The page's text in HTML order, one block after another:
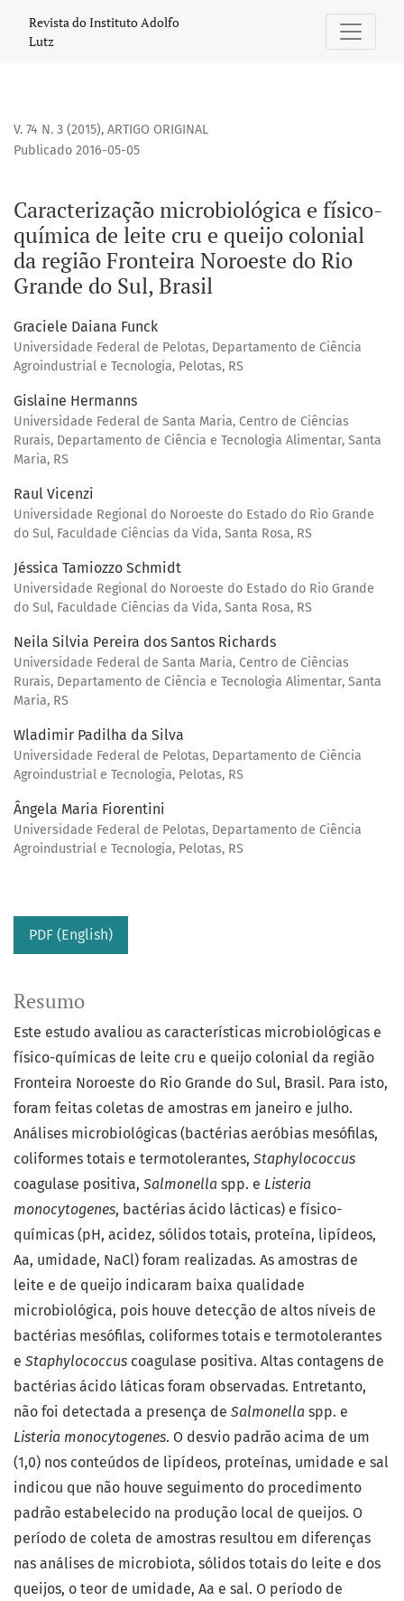
Caracterização microbiológica e físico-química de leite
Revista do Instituto Adolfo
Lutz
V. 74 N. 3 (2015), ARTIGO ORIGINAL
Caracterização microbiológica e físico-
química de leite cru e queijo colonial
da região Fronteira Noroeste do Rio
Grande do Sul, Brasil
Publicado 2016-05-05
Graciele Daiana Funck
Universidade Federal de Pelotas, Departamento de Ciência
Agroindustrial e Tecnologia, Pelotas, RS
Gislaine Hermanns
Universidade Federal de Santa Maria, Centro de Ciências
Rurais, Departamento de Ciência e Tecnologia Alimentar, Santa
Maria, RS
Raul Vicenzi
Universidade Regional do Noroeste do Estado do Rio Grande
do Sul, Faculdade Ciências da Vida, Santa Rosa, RS
Jéssica Tamiozzo Schmidt
Universidade Regional do Noroeste do Estado do Rio Grande
do Sul, Faculdade Ciências da Vida, Santa Rosa, RS
Neila Silvia Pereira dos Santos Richards
Universidade Federal de Santa Maria, Centro de Ciências
Rurais, Departamento de Ciência e Tecnologia Alimentar, Santa
Maria, RS
Wladimir Padilha da Silva
Universidade Federal de Pelotas, Departamento de Ciência
Agroindustrial e Tecnologia, Pelotas, RS
Ângela Maria Fiorentini
Universidade Federal de Pelotas, Departamento de Ciência
Agroindustrial e Tecnologia, Pelotas, RS
PDF (English)
Resumo
Este estudo avaliou as características microbiológicas e
físico-químicas de leite cru e queijo colonial da região
Fronteira Noroeste do Rio Grande do Sul, Brasil. Para isto,
foram feitas coletas de amostras em janeiro e julho.
Análises microbiológicas (bactérias aeróbias mesófilas,
coliformes totais e termotolerantes, Staphylococcus
coagulase positiva, Salmonella spp. e Listeria
monocytogenes, bactérias ácido lácticas) e físico-
químicas (pH, acidez, sólidos totais, proteína, lipídeos,
Aa, umidade, NaCl) foram realizadas. As amostras de
leite e de queijo indicaram baixa qualidade
microbiológica, pois houve detecção de altos níveis de
bactérias mesófilas, coliformes totais e termotolerantes
e Staphylococcus coagulase positiva. Altas contagens de
bactérias ácido láticas foram observadas. Entretanto,
não foi detectada a presença de Salmonella spp. e
Listeria monocytogenes. O desvio padrão acima de um
(1,0) nos conteúdos de lipídeos, proteínas, umidade e sal
indicou que não houve seguimento do procedimento
padrão estabelecido na produção local de queijos. O
período de coleta de amostras resultou em diferenças
nas análises de microbiota, sólidos totais do leite e dos
queijos, o teor de umidade, Aa e sal. O período de